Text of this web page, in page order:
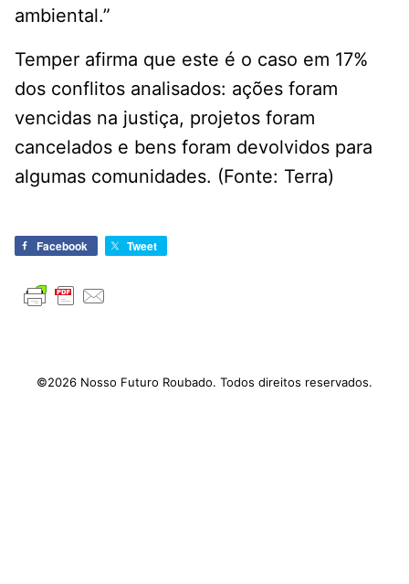
ambiental.”
Temper afirma que este é o caso em 17%
dos conflitos analisados: ações foram
vencidas na justiça, projetos foram
cancelados e bens foram devolvidos para
algumas comunidades. (Fonte: Terra)
Facebook Tweet
©2026 Nosso Futuro Roubado. Todos direitos reservados.